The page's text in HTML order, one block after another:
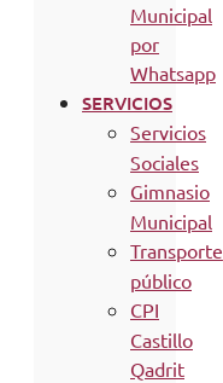
Municipal
por
Whatsapp
SERVICIOS
Servicios
Sociales
Gimnasio
Municipal
Transporte
público
CPI
Castillo
Qadrit